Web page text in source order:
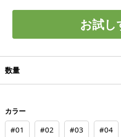
お試し
数量
カラー
#01 #02 #03 #04